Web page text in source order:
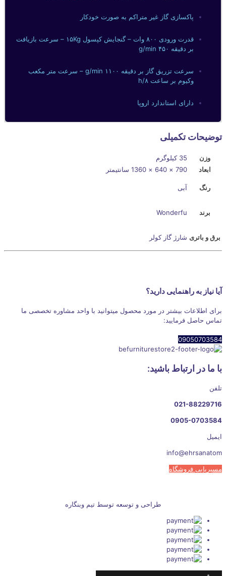
پاکسازی گاز غیر متراکم به صورت خودکار
قدرت ورودی ۸۰۰ وات – گنجایش کپسول ۱۵Kg – سرعت بازیافت
بر دقیقه ۴۵۰ g/min
سرعت تزریق گاز بر دقیقه ۱۱۰۰ g/min – سرعت متر مکعب
وکیوم بر ساعت ۸/h
دارای استاندارد اروپا
توضیحات تکمیلی
وزن
35 کیلوگرم
ابعاد
790 × 640 × 1360 سانتیمتر
رنگ آبی
برند Wonderfu
برق و باتری شارژ گاز کولر
آیا نیاز به راهنمایی دارید؟
برای اطلاعات بیشتر در مورد محصول میتوانید با واحد مشاوره تخصصی ما
تماس حاصل فرمایید:
09050703584
با ما در ارتباط باشید:
تلفن
021-88229716
0905-0703584
ایمیل
info@ehrsanatom
مسیریابی فروشگاه
طراحی و توسعه توسط تیم وبنگاره